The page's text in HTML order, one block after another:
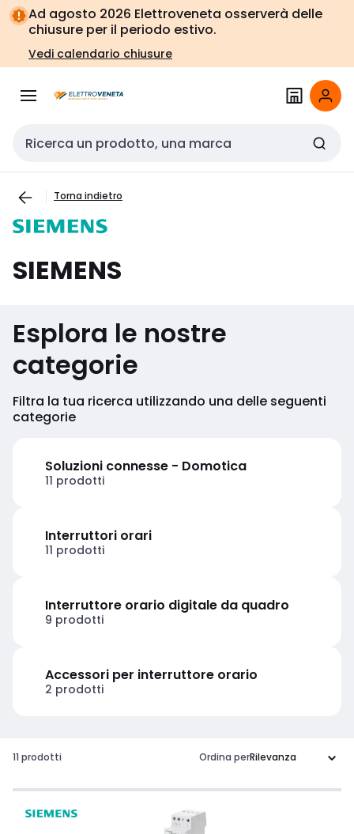
Vai alla
navigazione
Vai
alla
pagina
Ad agosto 2026 Elettroveneta osserverà delle
chiusure per il periodo estivo.
Vedi calendario chiusure
Cerca input
Torna indietro
SIEMENS
Esplora le nostre
categorie
Filtra la tua ricerca utilizzando una delle seguenti
categorie
Soluzioni connesse - Domotica
11 prodotti
Interruttori orari
11 prodotti
Interruttore orario digitale da quadro
9 prodotti
Accessori per interruttore orario
2 prodotti
11 prodotti Ordina per